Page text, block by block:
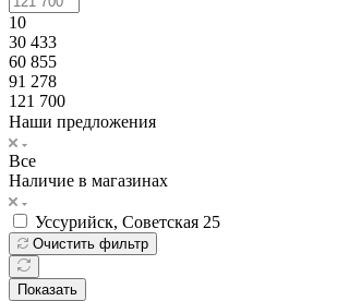
10
30 433
60 855
91 278
121 700
Наши предложения
Все
Наличие в магазинах
Уссурийск, Советская 25
Очистить фильтр
Показать